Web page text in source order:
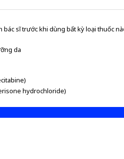
bác sĩ trước khi dùng bất kỳ loại thuốc
da
hydrochloride)